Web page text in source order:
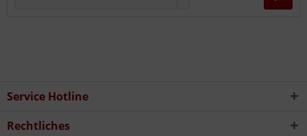
Service Hotline
Rechtliches